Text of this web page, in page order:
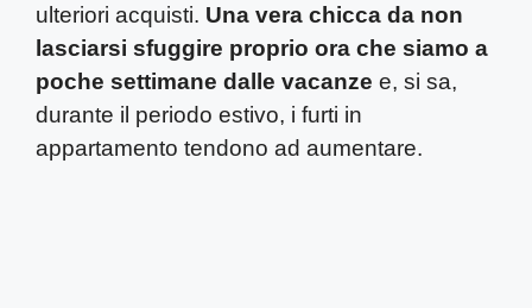
ulteriori acquisti. Una vera chicca da non
lasciarsi sfuggire proprio ora che siamo a
poche settimane dalle vacanze e, si sa,
durante il periodo estivo, i furti in
appartamento tendono ad aumentare.